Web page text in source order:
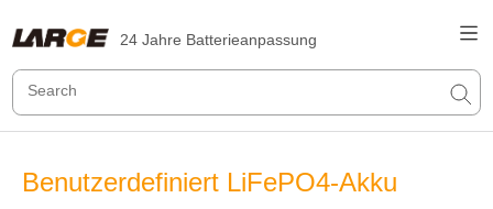
24 Jahre Batterieanpassung
Benutzerdefiniert LiFePO4-Akku